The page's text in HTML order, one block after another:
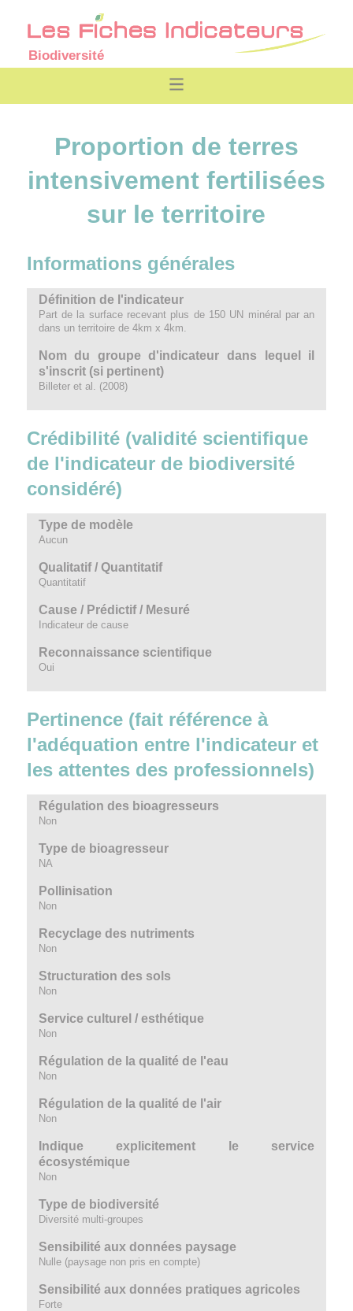
Biodiversité
Proportion de terres
intensivement fertilisées
sur le territoire
Informations générales
Définition de l'indicateur
Part de la surface recevant plus de 150 UN minéral par an
dans un territoire de 4km x 4km.
Nom du groupe d'indicateur dans lequel il
s'inscrit (si pertinent)
Billeter et al. (2008)
Crédibilité (validité scientifique
de l'indicateur de biodiversité
considéré)
Type de modèle
Aucun
Qualitatif / Quantitatif
Quantitatif
Cause / Prédictif / Mesuré
Indicateur de cause
Reconnaissance scientifique
Oui
Pertinence (fait référence à
l'adéquation entre l'indicateur et
les attentes des professionnels)
Régulation des bioagresseurs
Non
Type de bioagresseur
NA
Pollinisation
Non
Recyclage des nutriments
Non
Structuration des sols
Non
Service culturel / esthétique
Non
Régulation de la qualité de l'eau
Non
Régulation de la qualité de l'air
Non
Indique explicitement le service
écosystémique
Non
Type de biodiversité
Diversité multi-groupes
Sensibilité aux données paysage
Nulle (paysage non pris en compte)
Sensibilité aux données pratiques agricoles
Forte